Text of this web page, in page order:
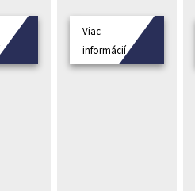
Viac
informácií